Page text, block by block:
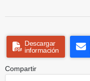
Descargar
información
Compartir